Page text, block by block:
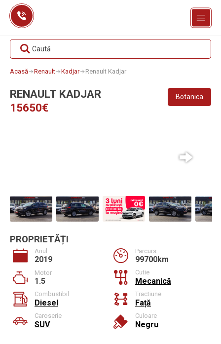
Skip
content
Caută
Acasă Renault Kadjar Renault Kadjar
RENAULT KADJAR
15650€
Botanica
PROPRIETĂȚI
Anul
2019
Parcurs
99700km
Motor
1.5
Cutie
Mecanică
Combustibil
Diesel
Tractiune
Față
Caroserie
SUV
Culoare
Negru